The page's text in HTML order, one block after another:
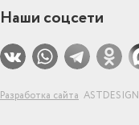
Наши соцсети
Разработка сайта ASTDESIGN